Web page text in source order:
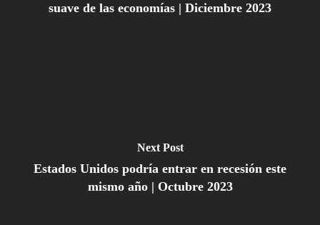
suave de las economías | Diciembre 2023
Next Post
Estados Unidos podría entrar en recesión este
mismo año | Octubre 2023